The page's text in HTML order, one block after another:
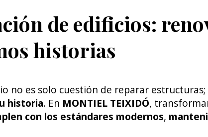
de edificios:
historias
no es solo cuestión de reparar
historia. En MONTIEL TEIXIDÓ,
con los estándares modernos,